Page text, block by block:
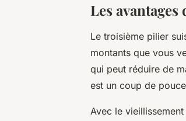
Les avantages
Le troisième pilier
montants que vous
qui peut réduire de
est un coup de
Avec le